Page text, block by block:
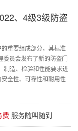
、4级3级防盗
重要组成部分，其标准
委员会发布了新的防盗门
造、检验和性能要求进
全性、可靠性和耐用性
费 服务随叫随到